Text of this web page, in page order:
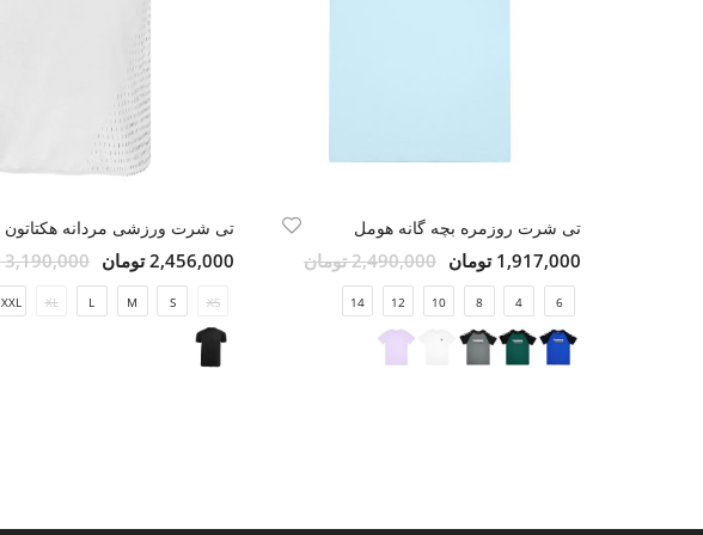
تی شرت روزمره بچه گانه هومل
1,917,000 تومان 2,490,000 تومان
6
4
8
10
12
14
تی شرت ورزشی مردانه هکتاتون
2,456,000 تومان 3,190,000 تومان
XS
S
M
L
XL
XXL